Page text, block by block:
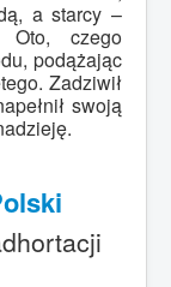
a starcy –
czego
podążając
Zadziwił
swoją